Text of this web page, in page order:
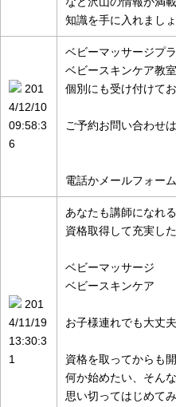
知識を手に入れましょ
201
4/12/10
09:58:3
6
ベビーマッサージプ
ベビースキンケア教室
個別にも受け付けてお
ご予約お問い合わせ
電話かメールフォー
201
4/11/19
13:30:3
1
あなたも講師になれる
資格取得して充実し
ベビーマッサージ
ベビースキンケア
お子様連れでも大丈
資格を取ってからも
何か始めたい、そんな
思い切ってはじめて